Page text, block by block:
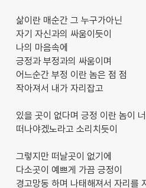
삶이란 매순간 그 누구가아닌
자기 자신과의 싸움이듯이
나의 마음속에
긍정과 부정과의 싸움이며
어느순간 부정 이란 놈은 점 점
작아져서 내가 자리잡고
있을 곳이 없다며 긍정 이란 놈이
떠나야겠노라고 소리치듯이
그렇지만 떠날곳이 없기에
다소곳이 예쁘게 가끔 긍정이
경고망동 하며 나태해져서 자리를